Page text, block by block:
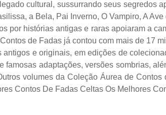
cultural, sussurrando seus segredos
a Bela, Pai Inverno, O Vampiro, A
por histórias antigas e raras apoiaram a
de Fadas já contou com mais de 17
antigos e originais, em edições de
famosas adaptações, versões sombrias,
volumes da Coleção Áurea de
Contos De Fadas Celtas Os Melhores